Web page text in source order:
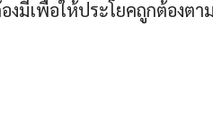
งมีเพื่อให้ประโยคถูกต้องตา